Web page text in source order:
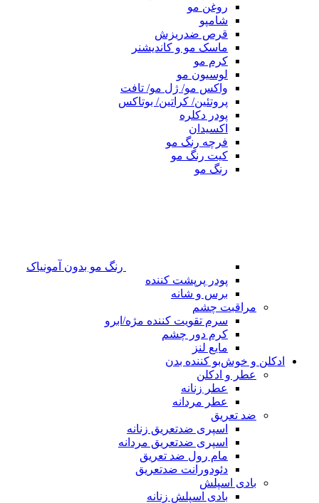
روغن مو
شامپو
قرص ضدریزش
ماسک مو و کاندیشنر
کرم مو
لوسیون مو
واکس مو/ ژل مو/ تافت
پروتئین/ کراتین/ بوتاکس
پودر دکلره
اکسیدان
فرچه رنگ مو
کیت رنگ مو
رنگ مو
رنگ مو بدون آمونیاک
پودر پرپشت کننده
برس و شانه
مراقبت چشم
سرم تقویت کننده مژه/ابرو
کرم دور چشم
مایع لنز
ادکلن و خوش‌بو کننده بدن
عطر و ادکلن
عطر زنانه
عطر مردانه
ضد تعریق
اسپری ضدتعریق زنانه
اسپری ضدتعریق مردانه
مام رول ضد تعریق
دئودورانت ضدتعریق
بادی اسپلش
بادی اسپلش زنانه